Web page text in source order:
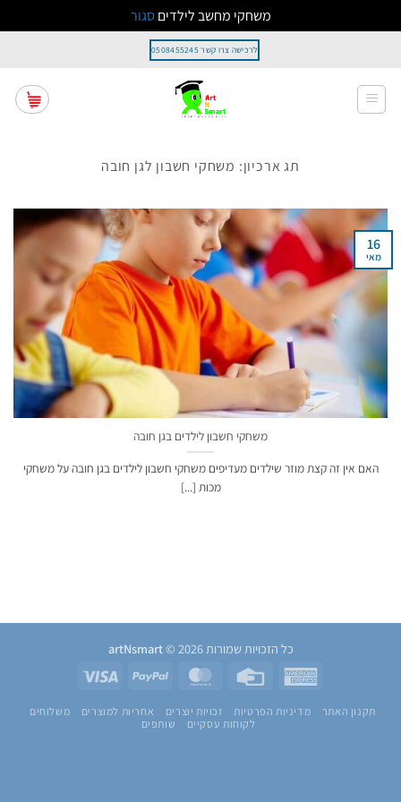
משחקי מחשב לילדיםסגור
content
לרכישה צרו קשר 0508455245
תג ארכיון: משחקי חשבון לגן חובה
משחקי חשבון לילדים בגן חובה
האם אין זה קצת מוזר שילדים מעדיפים משחקי חשבון לילדים בגן חובה על משחקי
מכות [...]
16
מאי
כל הזכויות שמורות 2026 ©
artNsmart
American
Credit
MasterCard
PayPal
תקנון האתר מדיניות הפרטיות זכויות יוצרים אחריות למוצרים
משלוחים
לקוחות עסקיים
שותפים